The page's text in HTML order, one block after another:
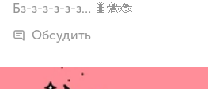
Бз-з-з-з-з-з… 🐛🐝🐞
Обсудить